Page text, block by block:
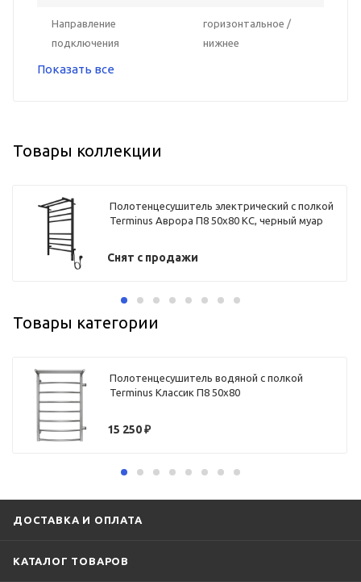
Направление
подключения
горизонтальное /
нижнее
Показать все
Товары коллекции
Полотенцесушитель электрический с полкой
Terminus Аврора П8 50х80 КС, черный муар
Снят с продажи
Товары категории
Полотенцесушитель водяной с полкой
Terminus Классик П8 50х80
15 250₽
ДОСТАВКА И ОПЛАТА
КАТАЛОГ ТОВАРОВ